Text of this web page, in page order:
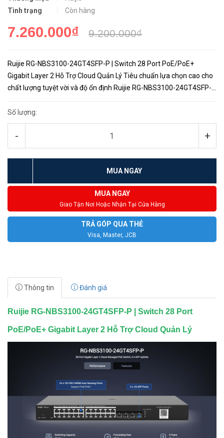
Tình trạng
Còn hàng
7.260.000₫ 9.200.000₫
Ruijie RG-NBS3100-24GT4SFP-P | Switch 28 Port PoE/PoE+
Gigabit Layer 2 Hỗ Trợ Cloud Quản Lý Tiêu chuẩn lựa chọn cao cho
chất lượng tuyệt vời và độ ổn định Ruijie RG-NBS3100-24GT4SFP-
Số lượng:
- +
MUA NGAY
MUA NGAY
Giao Tận Nơi Hoặc Nhận Tại Cửa Hàng
TRẢ GÓP QUA THẺ
Visa, Master, JCB
Thông tin Đánh giá
Ruijie RG-NBS3100-24GT4SFP-P | Switch 28 Port
PoE/PoE+ Gigabit Layer 2 Hỗ Trợ Cloud Quản Lý